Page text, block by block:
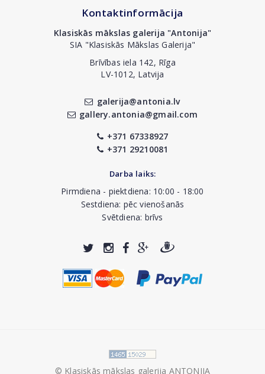
Kontaktinformācija
Klasiskās mākslas galerija "Antonija"
SIA "Klasiskās Mākslas Galerija"
Brīvības iela 142, Rīga
LV-1012, Latvija
galerija@antonia.lv
gallery.antonia@gmail.com
+371 67338927
+371 29210081
Darba laiks:
Pirmdiena - piektdiena: 10:00 - 18:00
Sestdiena: pēc vienošanās
Svētdiena: brīvs
© Klasiskās mākslas galerija ANTONIJA